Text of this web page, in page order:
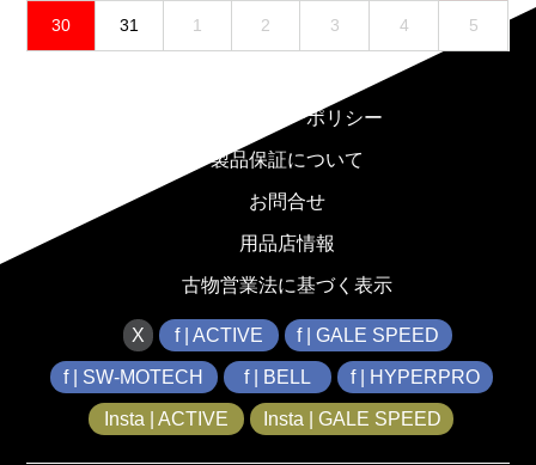
30 31 1 2 3 4 5
プライバシーポリシー
製品保証について
お問合せ
用品店情報
古物営業法に基づく表示
X f | ACTIVE f | GALE SPEED
f | SW-MOTECH f | BELL f | HYPERPRO
Insta | ACTIVE Insta | GALE SPEED